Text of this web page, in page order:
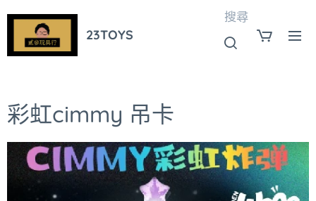
23TOYS
搜尋
彩虹cimmy 吊卡